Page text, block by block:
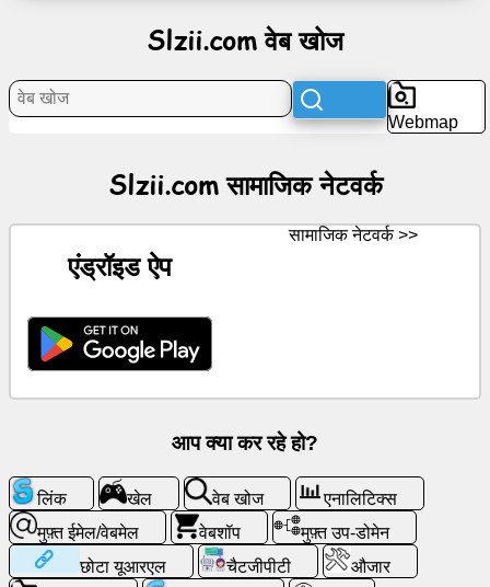
विकि
संपर्क
वेब
खोज
मुफ़्त
Slzii.com वेब खोज
Webmap
Slzii.com सामाजिक नेटवर्क
एंड्रॉइड ऐप
सामाजिक नेटवर्क >>
आप क्या कर रहे हो?
लिंक खेल वेब खोज
एनालिटिक्स
मुफ़्त ईमेल/वेबमेल
वेबशॉप
मुफ़्त उप-डोमेन
छोटा यूआरएल
चैटजीपीटी
औजार